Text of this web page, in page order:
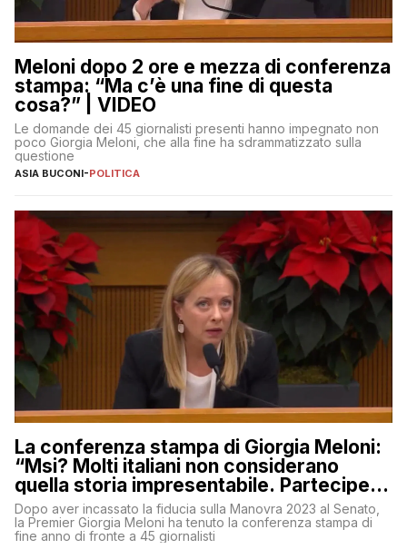
Meloni dopo 2 ore e mezza di conferenza
stampa: “Ma c’è una fine di questa
cosa?” | VIDEO
Le domande dei 45 giornalisti presenti hanno impegnato non
poco Giorgia Meloni, che alla fine ha sdrammatizzato sulla
questione
ASIA BUCONI-POLITICA
La conferenza stampa di Giorgia Meloni:
“Msi? Molti italiani non considerano
quella storia impresentabile. Parteciperò
al 25 aprile”
Dopo aver incassato la fiducia sulla Manovra 2023 al Senato,
la Premier Giorgia Meloni ha tenuto la conferenza stampa di
fine anno di fronte a 45 giornalisti